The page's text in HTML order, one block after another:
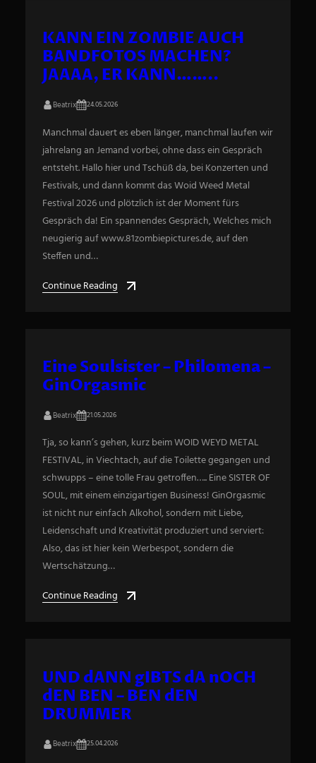
KANN EIN ZOMBIE AUCH
BANDFOTOS MACHEN?
JAAAA, ER KANN……..
Beatrix 24.05.2026
Manchmal dauert es eben länger, manchmal laufen wir
jahrelang an Jemand vorbei, ohne dass ein Gespräch
entsteht. Hallo hier und Tschüß da, bei Konzerten und
Festivals, und dann kommt das Woid Weed Metal
Festival 2026 und plötzlich ist der Moment fürs
Gespräch da! Ein spannendes Gespräch, Welches mich
neugierig auf www.81zombiepictures.de, auf den
Steffen und…
Continue Reading
Eine Soulsister – Philomena –
GinOrgasmic
Beatrix 21.05.2026
Tja, so kann’s gehen, kurz beim WOID WEYD METAL
FESTIVAL, in Viechtach, auf die Toilette gegangen und
schwupps – eine tolle Frau getroffen….. Eine SISTER OF
SOUL, mit einem einzigartigen Business! GinOrgasmic
ist nicht nur einfach Alkohol, sondern mit Liebe,
Leidenschaft und Kreativität produziert und serviert:
Also, das ist hier kein Werbespot, sondern die
Wertschätzung…
Continue Reading
UND dANN gIBTS dA nOCH
dEN BEN – BEN dEN
DRUMMER
Beatrix 25.04.2026